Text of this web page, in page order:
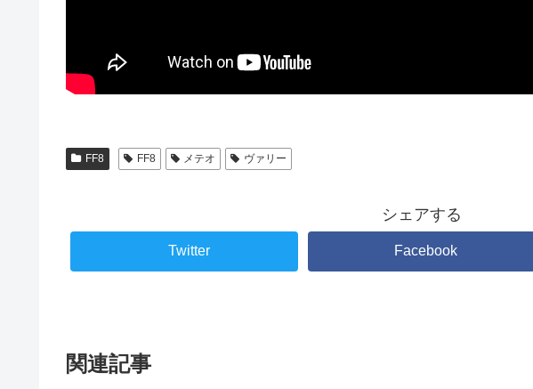
FF8 FF8 メテオ ヴァリー
シェアする
Twitter Facebook
関連記事